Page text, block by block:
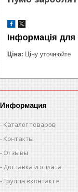
Інформація
Ціна: Ціну уточнюйте
Информация
Каталог товаров
Контакты
Отзывы
Доставка и оплата
Группа вконтакте